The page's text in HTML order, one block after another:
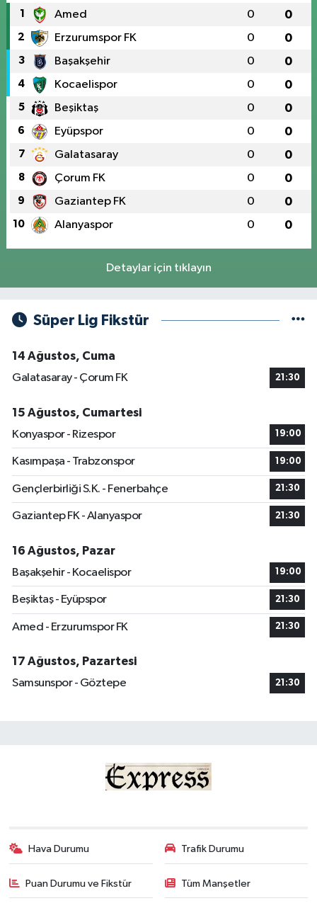
1 Amed 0 0
2 Erzurumspor FK 0 0
3 Başakşehir 0 0
4 Kocaelispor 0 0
5 Beşiktaş 0 0
6 Eyüpspor 0 0
7 Galatasaray 0 0
8 Çorum FK 0 0
9 Gaziantep FK 0 0
10 Alanyaspor 0 0
Detaylar için tıklayın
Süper Lig Fikstür
14 Ağustos, Cuma
Galatasaray - Çorum FK
21:30
15 Ağustos, Cumartesi
Konyaspor - Rizespor
19:00
Kasımpaşa - Trabzonspor 19:00
Gençlerbirliği S.K. - Fenerbahçe 21:30
Gaziantep FK - Alanyaspor 21:30
16 Ağustos, Pazar
Başakşehir - Kocaelispor
19:00
Beşiktaş - Eyüpspor 21:30
Amed - Erzurumspor FK 21:30
17 Ağustos, Pazartesi
Samsunspor - Göztepe
21:30
Hava Durumu Trafik Durumu
Puan Durumu ve Fikstür Tüm Manşetler